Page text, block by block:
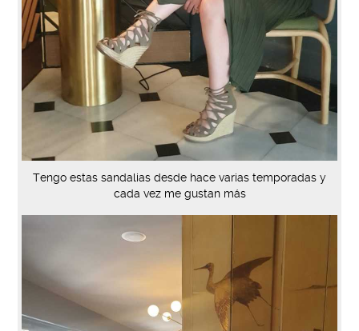
Tengo estas sandalias desde hace varias temporadas y
cada vez me gustan más